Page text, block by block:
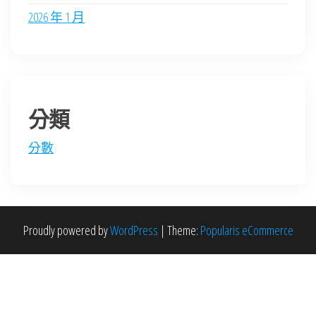
2026 年 1 月
分類
分數
Proudly powered byWordPress | Theme: Popularis eCommerce